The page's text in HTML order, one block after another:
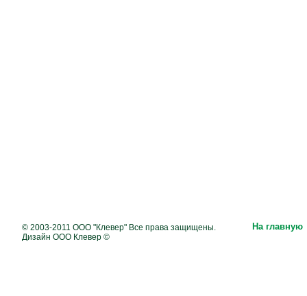
© 2003-2011 ООО "Клевер" Все права защищены.
Дизайн ООО Клевер ©
На главную